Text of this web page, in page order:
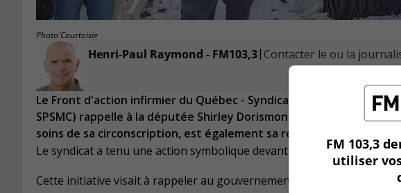
Photo`Courtoisie
Henri-Paul Raymond - FM103,3| Contacter le ou la
Le Front d'action infirmier du Québec - Syndicat des
SPSMC) rappelle à la députée Shirley Dorismond que la santé des
soins de sa circonscription, est également sa responsabilité.
Le syndicat a tenu une action symbolique devant le bureau de la
Cette initiative visait à rappeler au gouvernement que les
FM 103,3
utiliser